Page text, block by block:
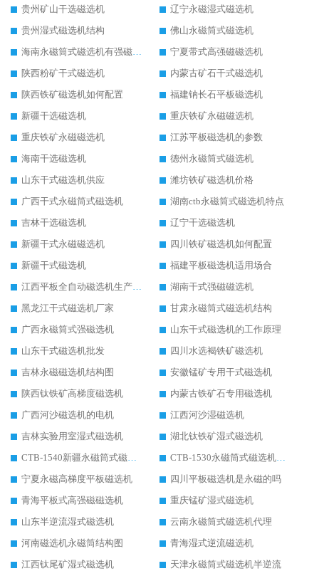
贵州矿山干选磁选机
辽宁永磁湿式磁选机
贵州湿式磁选机结构
佛山永磁筒式磁选机
海南永磁筒式磁选机有强磁的吗
宁夏带式高强磁磁选机
陕西粉矿干式磁选机
内蒙古矿石干式磁选机
陕西铁矿磁选机如何配置
福建钠长石平板磁选机
新疆干选磁选机
重庆铁矿永磁磁选机
重庆铁矿永磁磁选机
江苏平板磁选机的参数
海南干选磁选机
德州永磁筒式磁选机
山东干式磁选机供应
潍坊铁矿磁选机价格
广西干式永磁筒式磁选机
湖南ctb永磁筒式磁选机特点
吉林干选磁选机
辽宁干选磁选机
新疆干式永磁磁选机
四川铁矿磁选机如何配置
新疆干式磁选机
福建平板磁选机适用场合
江西平板全自动磁选机生产厂家
湖南干式强磁磁选机
黑龙江干式磁选机厂家
甘肃永磁筒式磁选机结构
广西永磁筒式强磁选机
山东干式磁选机的工作原理
山东干式磁选机批发
四川水选褐铁矿磁选机
吉林永磁磁选机结构图
安徽锰矿专用干式磁选机
陕西钛铁矿高梯度磁选机
内蒙古铁矿石专用磁选机
广西河沙磁选机的电机
江西河沙湿磁选机
吉林实验用室湿式磁选机
湖北钛铁矿湿式磁选机
CTB-1540新疆永磁筒式磁选机
CTB-1530永磁筒式磁选机代理商
宁夏永磁高梯度平板磁选机
四川平板磁选机是永磁的吗
青海平板式高强磁磁选机
重庆锰矿湿式磁选机
山东半逆流湿式磁选机
云南永磁筒式磁选机代理
河南磁选机永磁筒结构图
青海湿式逆流磁选机
江西钛尾矿湿式磁选机
天津永磁筒式磁选机半逆流